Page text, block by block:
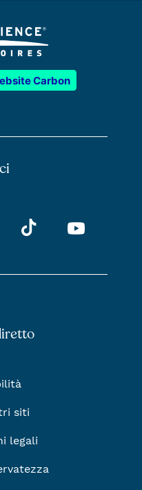
Carbon
LinkedIn Tik Tok
siti
legali